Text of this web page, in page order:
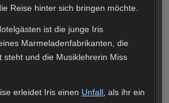
Reise hinter sich bringen möchte.
ist die junge Iris
Marmeladenfabrikanten, die
steht und die Musiklehrerin Miss
erleidet Iris einen Unfall , als ihr ein